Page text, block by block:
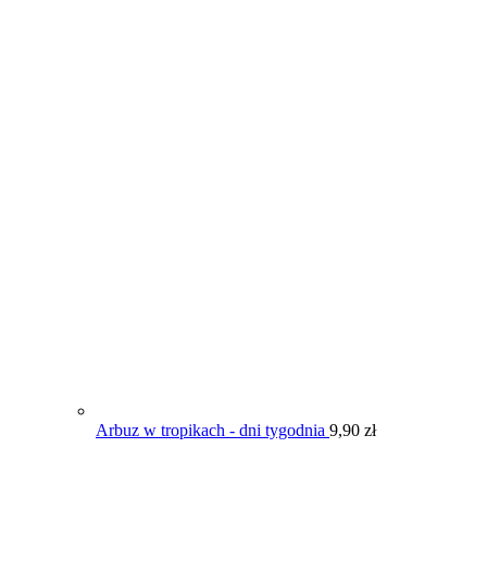
Arbuz w tropikach - dni tygodnia 9,90 zł